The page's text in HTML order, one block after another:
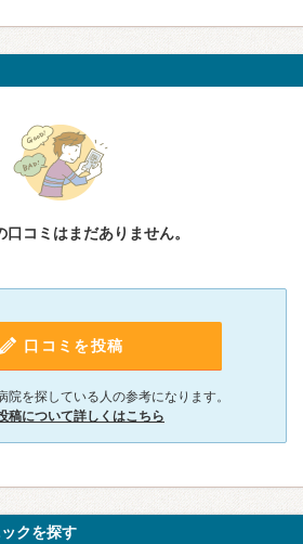
口コミはまだありません。
口コミを投稿
院を探している人の参考になります。
稿について詳しくはこちら
クを探す